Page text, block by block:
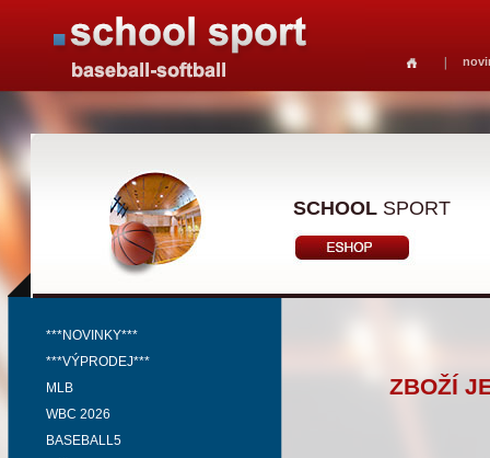
SCHOOL SPORT
***NOVINKY***
***VÝPRODEJ***
MLB
WBC 2026
BASEBALL5
ZBOŽÍ